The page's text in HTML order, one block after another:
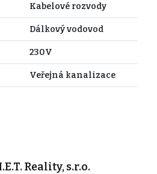
Kabelové rozvody
Dálkový vodovod
230V
Veřejná kanalizace
Reality, s.r.o.